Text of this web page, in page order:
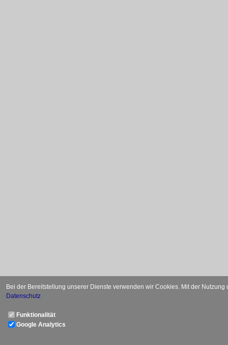
Bei der Bereitstellung unserer Dienste verwenden wir Cookies. Mit der
Datenschutz
Funktionalität
Google Analytics